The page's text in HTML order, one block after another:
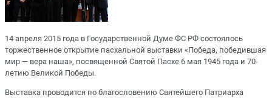
14 апреля 2015 года в Государственной Думе ФС РФ состоялось
торжественное открытие пасхальной выставки «Победа, победившая
мир — вера наша», посвященной Святой Пасхе 6 мая 1945 года и 70-
летию Великой Победы.
Выставка проводится по благословению Святейшего Патриарха